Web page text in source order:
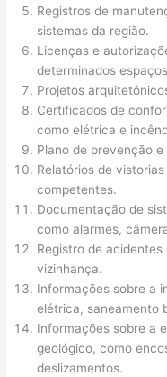
Registros de
sistemas da região.
Licenças e
determinados
Projetos
Certificados de
como elétrica e
Plano de prevenção
Relatórios de
competentes.
Documentação de
como alarmes,
Registro de
vizinhança.
Informações sobre a
elétrica, saneamento
Informações sobre a
geológico, como
deslizamentos.